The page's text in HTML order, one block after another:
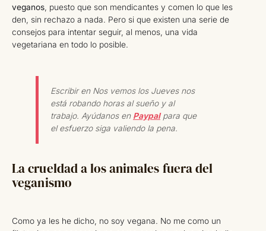
veganos , puesto que son mendicantes y comen lo que les
den, sin rechazo a nada. Pero si que existen una serie de
consejos para intentar seguir, al menos, una vida
vegetariana en todo lo posible.
Escribir en Nos vemos los Jueves nos
está robando horas al sueño y al
trabajo. Ayúdanos en Paypalpara que
el esfuerzo siga valiendo la pena.
La crueldad a los animales fuera del
veganismo
Como ya les he dicho, no soy vegana. No me como un